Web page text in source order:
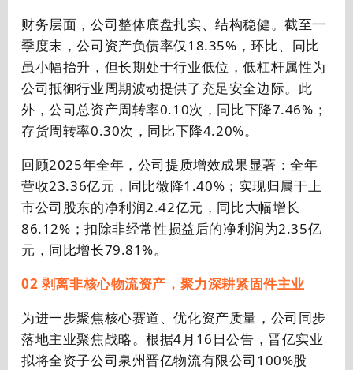
财务层面，公司整体底盘扎实、结构稳健。截至一
季度末，公司资产负债率仅18.35%，环比、同比
虽小幅抬升，但长期处于行业低位，低杠杆属性为
公司抵御行业周期波动提供了充足安全边际。此
外，公司总资产周转率0.10次，同比下降7.46%；
存货周转率0.30次，同比下降4.20%。
回顾2025年全年，公司提质增效成果显著：全年
营收23.36亿元，同比微降1.40% ；实现归属于上
市公司股东的净利润2.42亿元，同比大幅增长
86.12% ；扣除非经常性损益后的净利润为2.35亿
元，同比增长79.81%。
02 剥离非核心物流资产，聚力深耕紧固件主业
为进一步聚焦核心赛道、优化资产质量，公司同步
落地主业聚焦战略。根据4月16日公告，晋亿实业
拟将全资子公司泉州晋亿物流有限公司100%股